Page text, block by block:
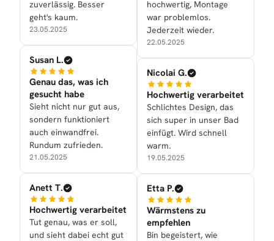
zuverlässig. Besser
geht's kaum.
23.05.2025
Susan L.
Genau das, was ich
gesucht habe
Sieht nicht nur gut aus,
sondern funktioniert
auch einwandfrei.
Rundum zufrieden.
21.05.2025
Anett T.
Hochwertig verarbeitet
Tut genau, was er soll,
und sieht dabei echt gut
hochwertig, Montage
war problemlos.
Jederzeit wieder.
22.05.2025
Nicolai G.
Hochwertig verarbeitet
Schlichtes Design, das
sich super in unser Bad
einfügt. Wird schnell
warm.
19.05.2025
Etta P.
Wärmstens zu
empfehlen
Bin begeistert, wie